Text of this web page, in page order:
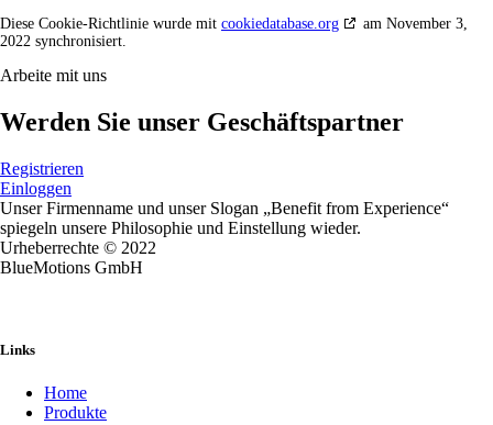
Diese Cookie-Richtlinie wurde mit cookiedatabase.org
am November 3,
2022 synchronisiert.
Arbeite mit uns
Werden Sie unser Geschäftspartner
Registrieren
Einloggen
Unser Firmenname und unser Slogan „Benefit from Experience“
spiegeln unsere Philosophie und Einstellung wieder.
Urheberrechte © 2022
BlueMotions GmbH
Links
Home
Produkte